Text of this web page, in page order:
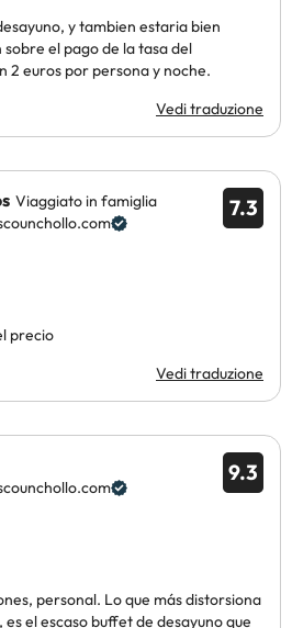
y tambien estaria bien
el pago de la tasa del
2 euros por persona y noche.
Vedi traduzione
7.3
Viaggiato in famiglia
precio
Vedi traduzione
9.3
personal. Lo que más distorsiona
el escaso buffet de desayuno que